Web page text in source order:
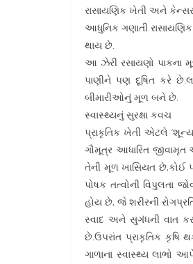
રાસાયણિક ખેતી અને
આધુનિક ગણાતી
થાય છે.
આ ઝેરી રસાયણો પાકના
પાણીને પણ દૂષિત કરે
બીમારીઓનું મૂળ બને છે.
સ્વાસ્થ્યનું સુરક્ષા કવચ
પ્રાકૃતિક ખેતી એટલે
ગૌમૂત્ર આધારિત
તેની મૂળ ખાસિયત છે,કોઈ
પોષક તત્વોની વિપુલતા
હોય છે, જે શરીરની
સ્વાદ અને સુગંધની વાત
છે.ઉપરાંત પ્રાકૃતિક કૃષિ
ગાળાના સ્વાસ્થ્ય લાભો